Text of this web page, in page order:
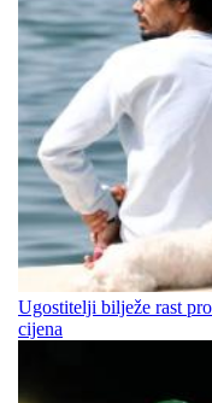
Ugostitelji bilježe rast
cijena